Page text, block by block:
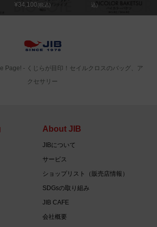
¥34,100(税込)
込)
Page! ‐ くじらが目印！セイルクロスのバッグ、ア
クセサリー
About JIB
JIBについて
サービス
ショップリスト（販売店情報）
SDGsの取り組み
JIB CAFE
会社概要